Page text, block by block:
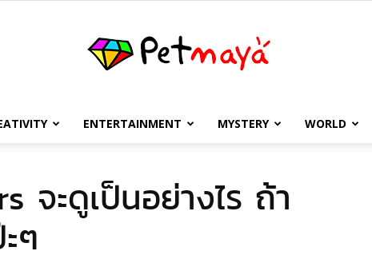
เพชร
ENTERTAINMENT MYSTERY WORLD
จะดูเป็นอย่างไร ถ้า
ๆ